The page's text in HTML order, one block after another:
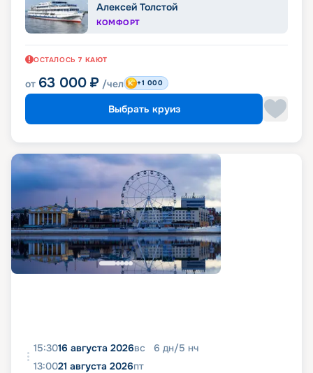
Алексей Толстой
КОМФОРТ
ОСТАЛОСЬ 7 КАЮТ
от 63 000 ₽ /чел +1 000
Выбрать круиз
15:3016 августа 2026вс 6 дн/5 нч
13:0021 августа 2026пт